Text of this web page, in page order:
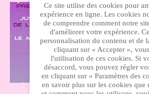
Nos
Livraison
Ce site utilise des cookies pour
expérience en ligne. Les cookies
de comprendre comment notre
d'améliorer votre expérience.
personnalisation du contenu et de
cliquant sur « Accepter »,
l'utilisation de ces cookies. Si
désaccord, vous pouvez régler
en cliquant sur « Paramètres des
en savoir plus sur les cookies que